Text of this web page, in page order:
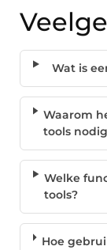
Wat is
Waarom
tools
Welke
tools?
Hoe